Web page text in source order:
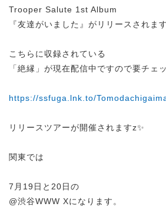
Trooper Salute 1st Album
『友達がいました』がリリースされま
こちらに収録されている
「絶縁」が現在配信中ですので要チェ
https://ssfuga.lnk.to/
リリースツアーが開催されますz✨
関東では
7月19日と20日の
@渋谷WWW Xになります。